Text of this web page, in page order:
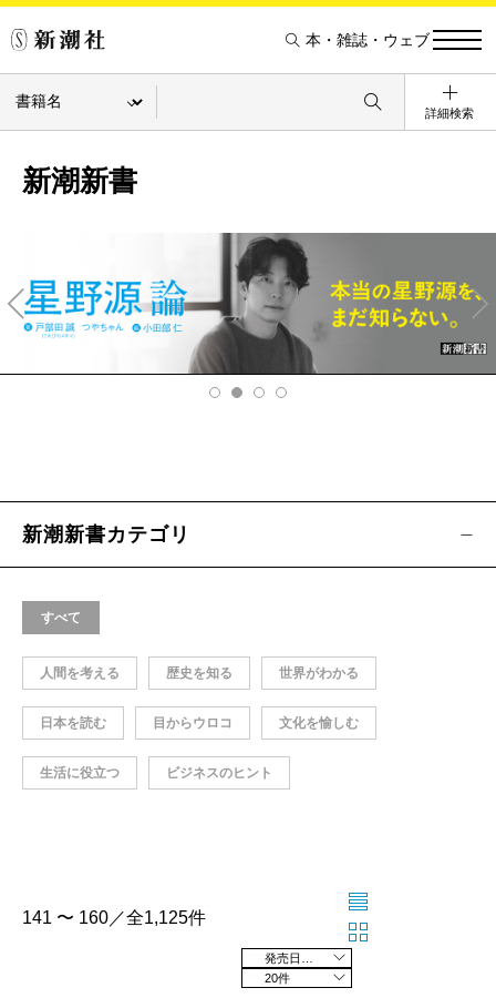
本・雑誌・ウェブ
詳細検索
新潮新書
v
Ne
xt
新潮新書カテゴリ
すべて
人間を考える 歴史を知る 世界がわかる
日本を読む 目からウロコ 文化を愉しむ
生活に役立つ ビジネスのヒント
141 〜 160／全1,125件
20件